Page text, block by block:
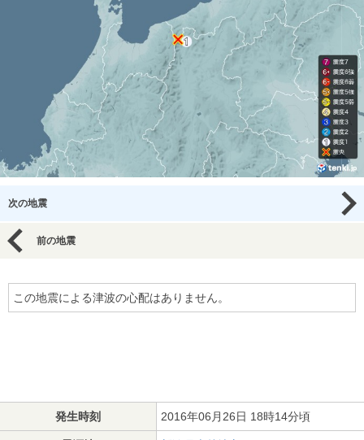
次の地震
前の地震
この地震による津波の心配はありません。
発生時刻 2016年06月26日 18時14分頃